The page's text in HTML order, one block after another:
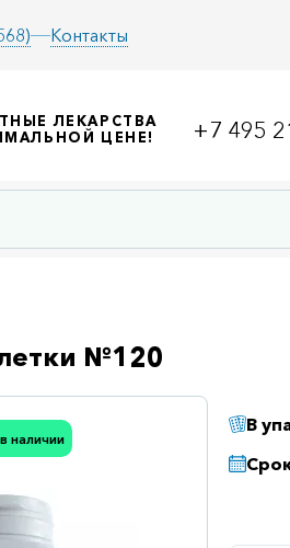
Контакты
ЛЕКАРСТВА
ЦЕНЕ!
+7 495
№120
наличии
Вашу оценку!
В